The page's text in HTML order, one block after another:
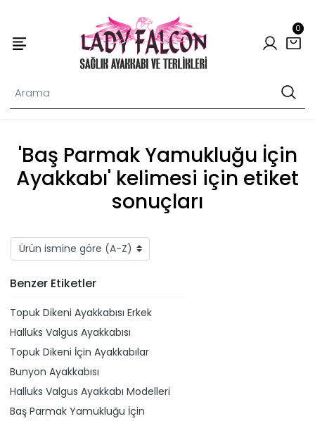
0
'Baş Parmak Yamukluğu İçin
Ayakkabı' kelimesi için etiket
sonuçları
Benzer Etiketler
Topuk Dikeni Ayakkabısı Erkek
Halluks Valgus Ayakkabısı
Topuk Dikeni İçin Ayakkabılar
Bunyon Ayakkabısı
Halluks Valgus Ayakkabı Modelleri
Baş Parmak Yamukluğu İçin